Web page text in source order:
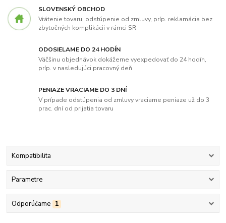
SLOVENSKÝ OBCHOD
Vrátenie tovaru, odstúpenie od zmluvy, príp. reklamácia bez
zbytočných komplikácii v rámci SR
ODOSIELAME DO 24 HODÍN
Väčšinu objednávok dokážeme vyexpedovať do 24 hodín,
príp. v nasledujúci pracovný deň
PENIAZE VRACIAME DO 3 DNÍ
V prípade odstúpenia od zmluvy vraciame peniaze už do 3
prac. dní od prijatia tovaru
Kompatibilita
Parametre
Odporúčame 1